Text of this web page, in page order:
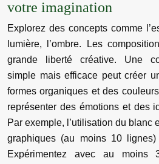
votre imagination
Explorez des concepts comme
lumière, l’ombre. Les
grande liberté créative. Une
simple mais efficace peut créer
formes organiques et des
représenter des émotions et des
Par exemple, l’utilisation du blanc
graphiques (au moins 10 lignes)
Expérimentez avec au moins